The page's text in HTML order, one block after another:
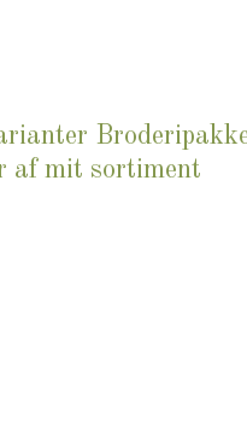
af mit sortiment